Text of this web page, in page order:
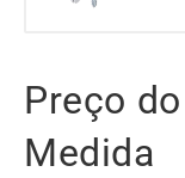
Preço
Medida